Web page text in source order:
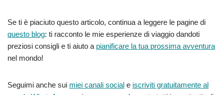
Se ti è piaciuto questo articolo, continua a leggere le pagine di
questo blog: ti racconto le mie esperienze di viaggio dandoti
preziosi consigli e ti aiuto a pianificare la tua prossima avventura
nel mondo!
Seguimi anche sui miei canali social e iscriviti gratuitamente al